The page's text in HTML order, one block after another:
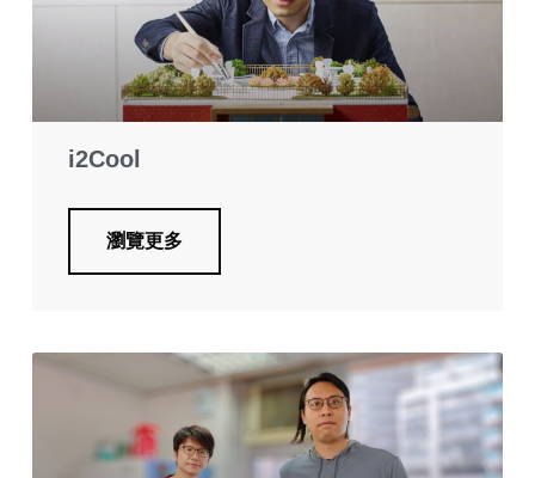
i2Cool
瀏覽更多